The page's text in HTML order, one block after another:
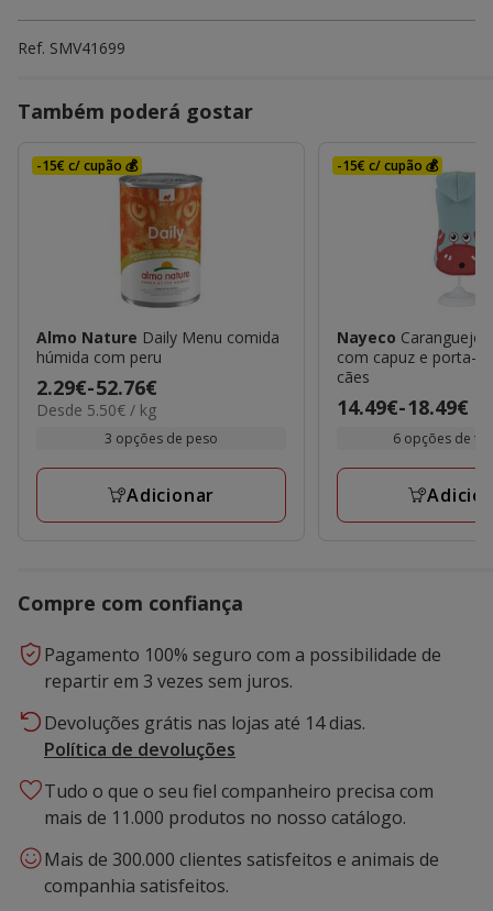
Ref. SMV41699
Também poderá gostar
-15€ c/ cupão 💰
Almo Nature Daily Menu comida
húmida com peru
Preço
de
a
2.29€-52.76€
5.50€
Desde 5.50€ / kg
3 opções de peso
Adicionar
-15€ c/ cupão 💰
Nayeco Caranguejo
com capuz e porta-
cães
Preço
18.49€
14.49€-18.49€
6 opções de
Compre com confiança
Pagamento 100% seguro com a possibilidade de
repartir em 3 vezes sem juros.
Devoluções grátis nas lojas até 14 dias.
Política de devoluções
Tudo o que o seu fiel companheiro precisa com
mais de 11.000 produtos no nosso catálogo.
Mais de 300.000 clientes satisfeitos e animais de
companhia satisfeitos.